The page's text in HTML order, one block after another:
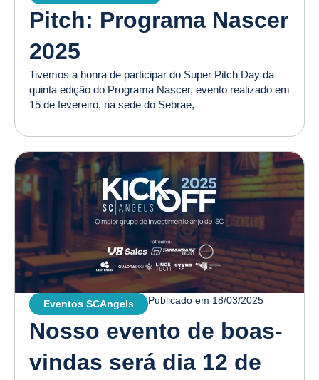
Pitch: Programa Nascer
2025
Tivemos a honra de participar do Super Pitch Day da
quinta edição do Programa Nascer, evento realizado em
15 de fevereiro, na sede do Sebrae,
Eventos SCAngels Publicado em 18/03/2025
Nosso evento de boas-
vindas será dia 12 de